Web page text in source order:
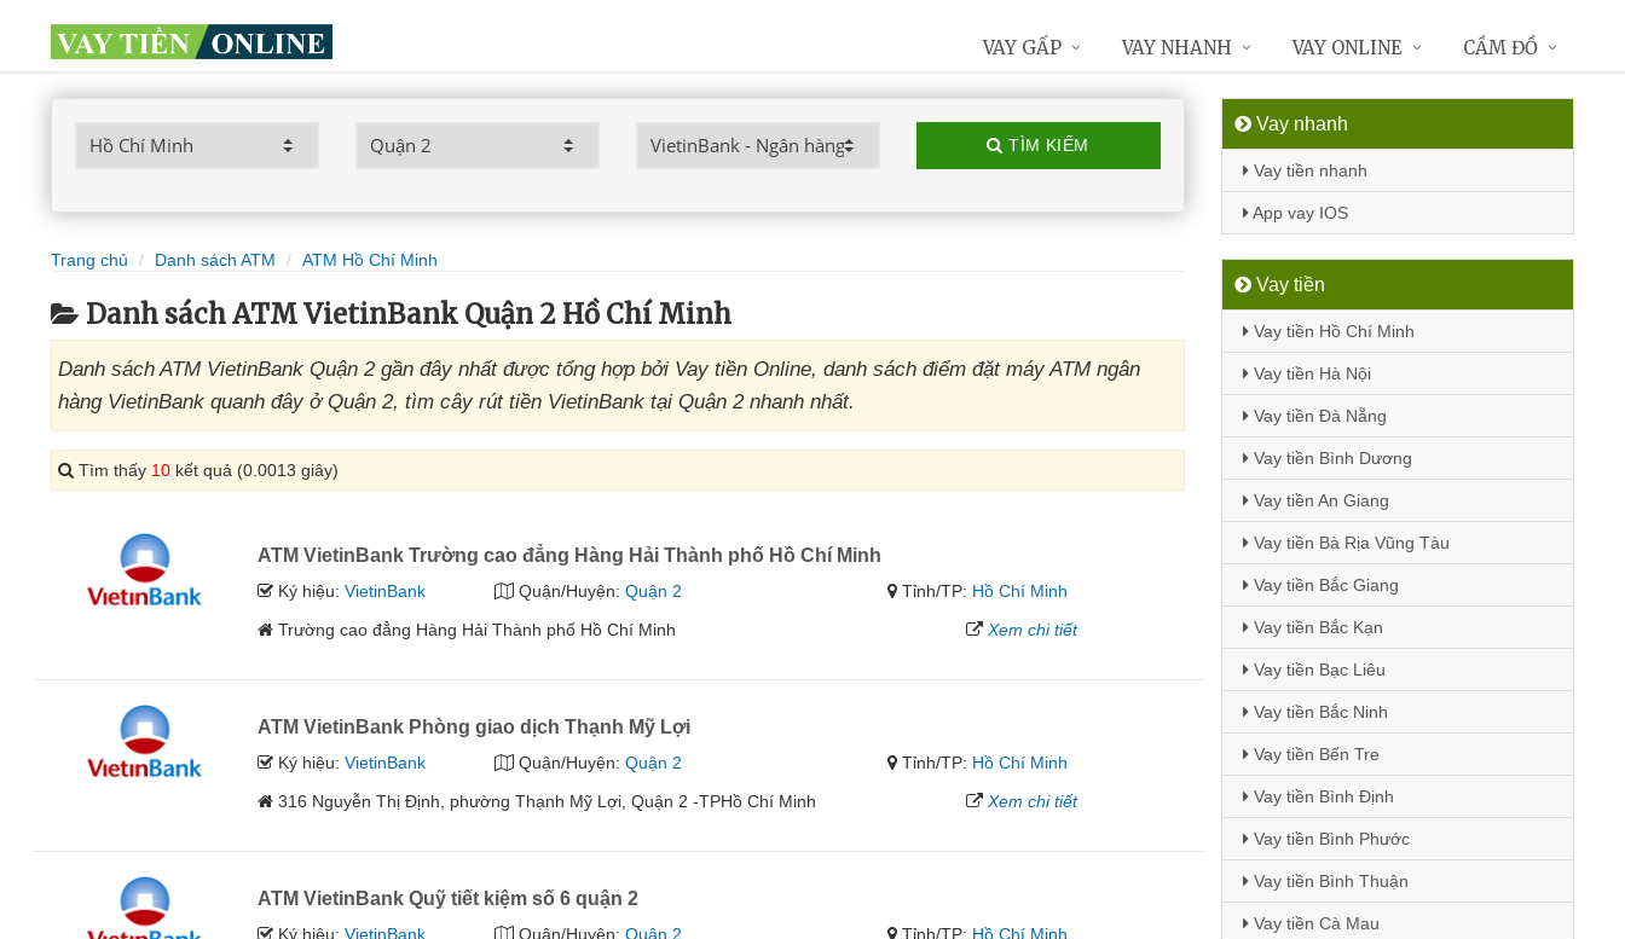
TÌM KIẾM
Trang chủ Danh sách ATM ATM Hồ Chí Minh
Danh sách ATM VietinBank Quận 2 Hồ Chí Minh
Danh sách ATM VietinBank Quận 2 gần đây nhất được tổng hợp bởi Vay tiền Online, danh sách điểm đặt máy ATM ngân
hàng VietinBank quanh đây ở Quận 2, tìm cây rút tiền VietinBank tại Quận 2 nhanh nhất.
Tìm thấy 10 kết quả (0.0013 giây)
ATM VietinBank Trường cao đẳng Hàng Hải Thành phố Hồ Chí Minh
Ký hiệu:VietinBank Quận/Huyện: Quận 2 Tỉnh/TP: Hồ Chí Minh
Trường cao đẳng Hàng Hải Thành phố Hồ Chí Minh
Xem chi tiết
ATM VietinBank Phòng giao dịch Thạnh Mỹ Lợi
Ký hiệu:VietinBank Quận/Huyện: Quận 2 Tỉnh/TP: Hồ Chí Minh
316 Nguyễn Thị Định, phường Thạnh Mỹ Lợi, Quận 2 -TPHồ Chí Minh
Xem chi tiết
ATM VietinBank Quỹ tiết kiệm số 6 quận 2
Ký hiệu:VietinBank Quận/Huyện: Quận 2 Tỉnh/TP: Hồ Chí Minh
Vay nhanh
Vay tiền nhanh
App vay IOS
Vay tiền
Vay tiền Hồ Chí Minh
Vay tiền Hà Nội
Vay tiền Đà Nẵng
Vay tiền Bình Dương
Vay tiền An Giang
Vay tiền Bà Rịa Vũng Tàu
Vay tiền Bắc Giang
Vay tiền Bắc Kạn
Vay tiền Bạc Liêu
Vay tiền Bắc Ninh
Vay tiền Bến Tre
Vay tiền Bình Định
Vay tiền Bình Phước
Vay tiền Bình Thuận
Vay tiền Cà Mau
VAY GẤP VAY NHANH VAY ONLINE CẦM ĐỒ